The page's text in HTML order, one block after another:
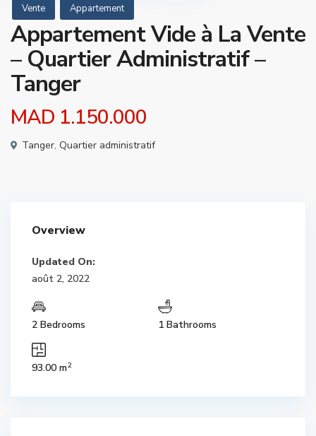
Vente Appartement
Appartement Vide à La Vente
– Quartier Administratif –
Tanger
MAD 1.150.000
Tanger, Quartier administratif
Overview
Updated On:
août 2, 2022
2 Bedrooms 1 Bathrooms
93.00 m2